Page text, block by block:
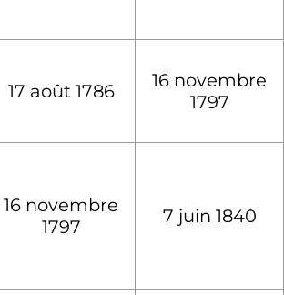
17 août 1786
16 novembre
1797
16 novembre
1797
7 juin 1840